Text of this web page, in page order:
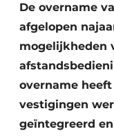
De overname
afgelopen
mogelijkheden
overname heeft
vestigingen
geïntegreerd